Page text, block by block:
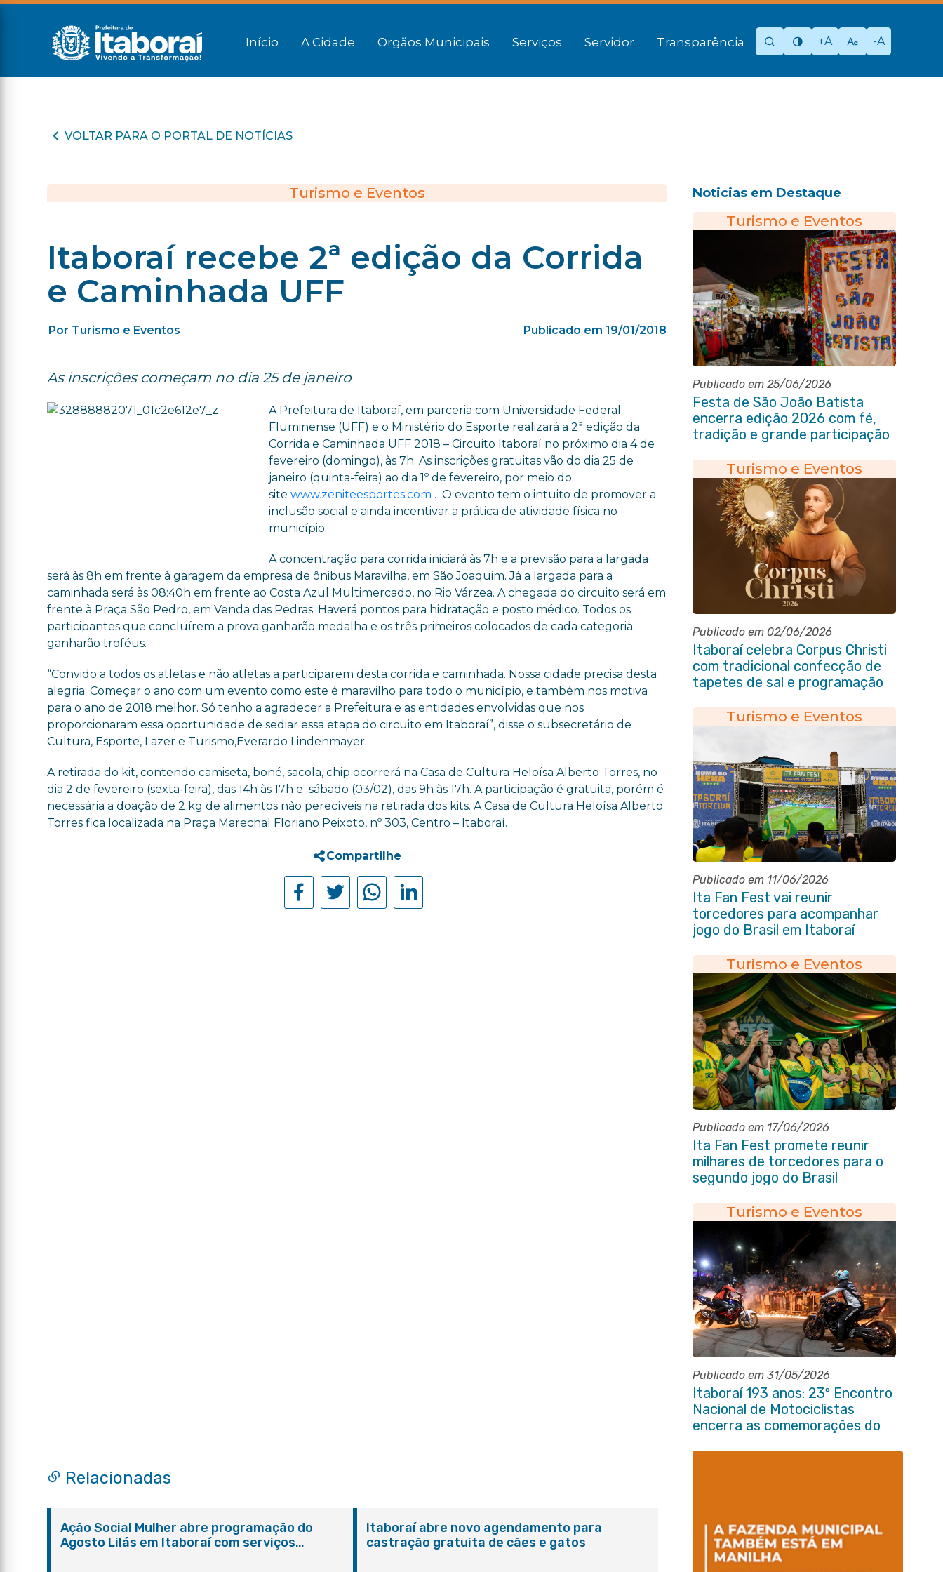
Início A Cidade Orgãos Municipais Serviços Servidor Transparência +A -A
VOLTAR PARA O PORTAL DE NOTÍCIAS
Turismo e Eventos
Itaboraí recebe 2ª edição da Corrida
e Caminhada UFF
Por Turismo e Eventos Publicado em 19/01/2018
As inscrições começam no dia 25 de janeiro
A Prefeitura de Itaboraí, em parceria com Universidade Federal
Fluminense (UFF) e o Ministério do Esporte realizará a 2ª edição da
Corrida e Caminhada UFF 2018 – Circuito Itaboraí no próximo dia 4 de
fevereiro (domingo), às 7h. As inscrições gratuitas vão do dia 25 de
janeiro (quinta-feira) ao dia 1º de fevereiro, por meio do
sitewww.zeniteesportes.com . O evento tem o intuito de promover a
inclusão social e ainda incentivar a prática de atividade física no
município.
A concentração para corrida iniciará às 7h e a previsão para a largada
será às 8h em frente à garagem da empresa de ônibus Maravilha, em São Joaquim. Já a largada para a
caminhada será às 08:40h em frente ao Costa Azul Multimercado, no Rio Várzea. A chegada do circuito será em
frente à Praça São Pedro, em Venda das Pedras. Haverá pontos para hidratação e posto médico. Todos os
participantes que concluírem a prova ganharão medalha e os três primeiros colocados de cada categoria
ganharão troféus.
“Convido a todos os atletas e não atletas a participarem desta corrida e caminhada. Nossa cidade precisa desta
alegria. Começar o ano com um evento como este é maravilho para todo o município, e também nos motiva
para o ano de 2018 melhor. Só tenho a agradecer a Prefeitura e as entidades envolvidas que nos
proporcionaram essa oportunidade de sediar essa etapa do circuito em Itaboraí”, disse o subsecretário de
Cultura, Esporte, Lazer e Turismo,Everardo Lindenmayer.
A retirada do kit, contendo camiseta, boné, sacola, chip ocorrerá na Casa de Cultura Heloísa Alberto Torres, no
dia 2 de fevereiro (sexta-feira), das 14h às 17h e sábado (03/02), das 9h às 17h. A participação é gratuita, porém é
necessária a doação de 2 kg de alimentos não perecíveis na retirada dos kits. A Casa de Cultura Heloísa Alberto
Torres fica localizada na Praça Marechal Floriano Peixoto, nº 303, Centro – Itaboraí.
Compartilhe
Noticias em Destaque
Turismo e Eventos
Publicado em 25/06/2026
Festa de São João Batista
encerra edição 2026 com fé,
tradição e grande participação
Turismo e Eventos
Publicado em 02/06/2026
Itaboraí celebra Corpus Christi
com tradicional confecção de
tapetes de sal e programação
Turismo e Eventos
Publicado em 11/06/2026
Ita Fan Fest vai reunir
torcedores para acompanhar
jogo do Brasil em Itaboraí
Turismo e Eventos
Publicado em 17/06/2026
Ita Fan Fest promete reunir
milhares de torcedores para o
segundo jogo do Brasil
Turismo e Eventos
Publicado em 31/05/2026
Itaboraí 193 anos: 23º Encontro
Nacional de Motociclistas
encerra as comemorações do
Relacionadas
Ação Social Mulher abre programação do
Agosto Lilás em Itaboraí com serviços
Itaboraí abre novo agendamento para
castração gratuita de cães e gatos